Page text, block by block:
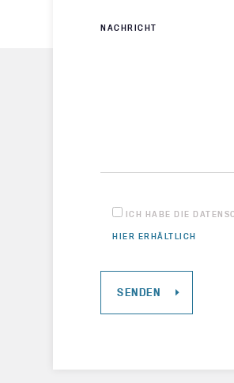
NACHRICHT
ICH HABE DIE
HIER ERHÄLTLICH